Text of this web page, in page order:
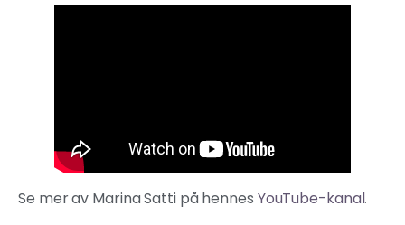
Se mer av Marina Satti på hennes YouTube-kanal.